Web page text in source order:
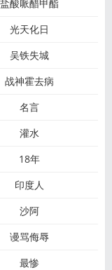
盐酸哌醋甲酯
光天化日
吴铁失城
战神霍去病
名言
灌水
18年
印度人
沙阿
谩骂侮辱
最惨